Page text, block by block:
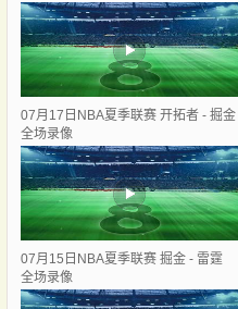
07月17日NBA夏季联赛 开拓者 - 掘金
全场录像
07月15日NBA夏季联赛 掘金 - 雷霆
全场录像